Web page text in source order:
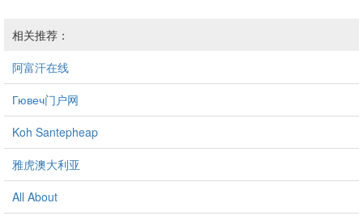
相关推荐：
阿富汗在线
Гювеч门户网
Koh Santepheap
雅虎澳大利亚
All About